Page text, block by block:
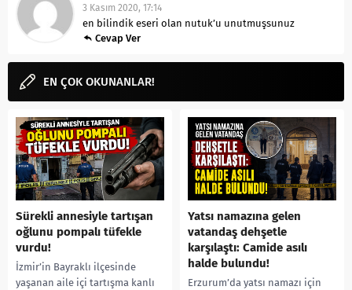
3 Kasım 2020, 17:14
en bilindik eseri olan nutuk’u unutmuşsunuz
Cevap Ver
EN ÇOK OKUNANLAR!
Sürekli annesiyle tartışan
oğlunu pompalı tüfekle
vurdu!
İzmir’in Bayraklı ilçesinde
yaşanan aile içi tartışma kanlı
Yatsı namazına gelen
vatandaş dehşetle
karşılaştı: Camide asılı
halde bulundu!
Erzurum’da yatsı namazı için